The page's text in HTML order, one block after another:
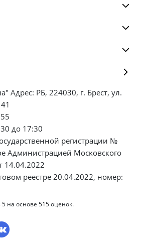
Адрес: РБ, 224030, г. Брест, ул.
до 17:30
регистрации №
Администрацией Московского
14.04.2022
реестре 20.04.2022, номер:
5 на основе 515оценок.